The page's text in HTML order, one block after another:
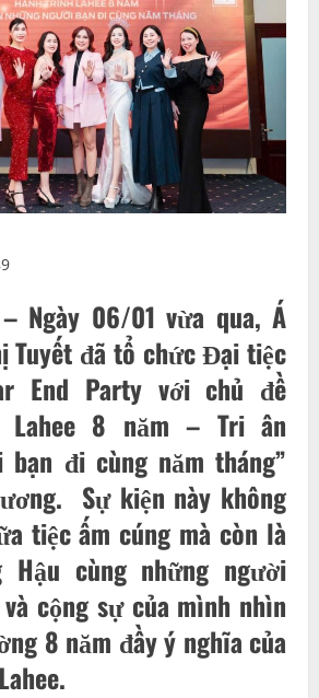
– Ngày 06/01 vừa qua, Á
Tuyết đã tổ chức Đại tiệc
End Party với chủ đề
Lahee 8 năm – Tri ân
bạn đi cùng năm tháng”
Sự kiện này không
tiệc ấm cúng mà còn là
Hậu cùng những người
cộng sự của mình nhìn
8 năm đầy ý nghĩa của